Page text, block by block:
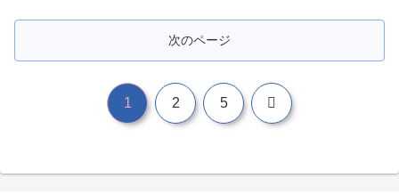
次のページ
1 2 5 次